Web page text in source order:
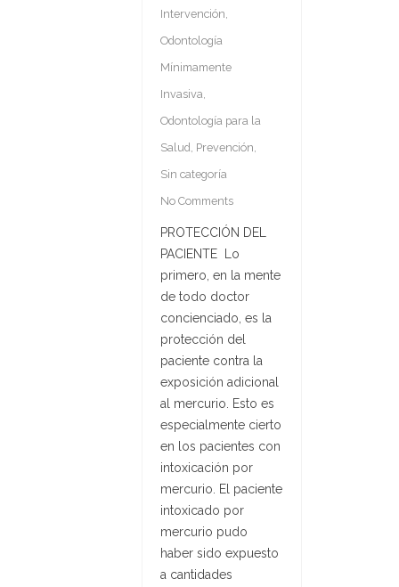
Intervención
Odontología
Mínimamente
Invasiva
Odontología para la
Salud Prevención
Sin categoría
No Comments
PROTECCIÓN DEL
PACIENTE Lo
primero, en la mente
de todo doctor
concienciado, es la
protección del
paciente contra la
exposición adicional
al mercurio. Esto es
especialmente cierto
en los pacientes con
intoxicación por
mercurio. El paciente
intoxicado por
mercurio pudo
haber sido expuesto
a cantidades